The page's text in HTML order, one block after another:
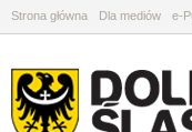
Strona główna Dla mediów e-